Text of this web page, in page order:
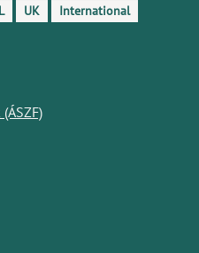
UK International